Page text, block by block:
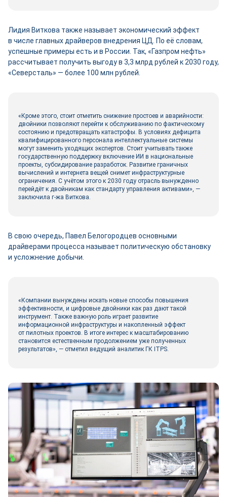
Лидия Виткова также называет экономический эффект
в числе главных драйверов внедрения ЦД. По её словам,
успешные примеры есть и в России. Так, «Газпром нефть»
рассчитывает получить выгоду в 3,3 млрд руб­лей к 2030 году,
«Северсталь» ― более 100 млн руб­лей.
«Кроме этого, стоит отметить снижение простоев и аварийности:
двой­ники позволяют перейти к обслуживанию по фактическому
состоянию и предотвращать катастрофы. В условиях дефицита
квалифицированного персонала интеллектуальные системы
могут заменить уходящих экспертов. Стоит учитывать также
государственную поддержку включение ИИ в национальные
проекты, субсидирование разработок. Развитие граничных
вычислений и интернета вещей снимет инфраструктурные
ограничения. С учётом этого к 2030 году отрасль вынужденно
перейдёт к двой­никам как стандарту управления активами», ―
заключила г-жа Виткова.
В свою очередь, Павел Белогородцев основными
драйверами процесса называет политическую обстановку
и усложнение добычи.
«Компании вынуждены искать новые способы повышения
эффективности, и цифровые двой­ники как раз дают такой
инструмент. Также важную роль играет развитие
информационной инфраструктуры и накопленный эффект
от пилотных проектов. В итоге интерес к масштабированию
становится естественным продолжением уже полученных
результатов», ― отметил ведущий аналитик ГК ITPS.